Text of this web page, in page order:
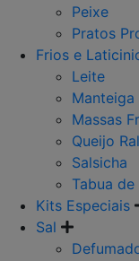
Peixe
Pratos
Frios e
Leite
Manteiga
Massas
Queijo
Salsicha
Tabua de
Kits Especiais
Sal